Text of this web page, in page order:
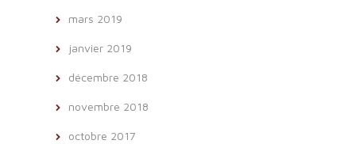
mars 2019
janvier 2019
décembre 2018
novembre 2018
octobre 2017